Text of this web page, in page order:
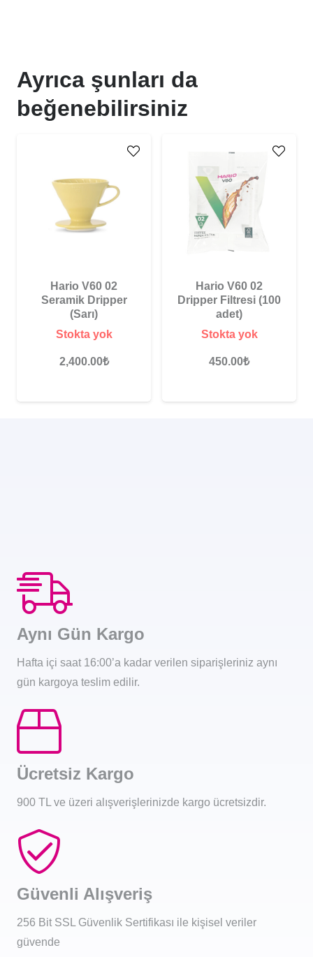
Ayrıca şunları da
beğenebilirsiniz
Hario V60 02
Seramik Dripper
(Sarı)
Stokta yok
2,400.00₺
Hario V60 02
Dripper Filtresi (100
adet)
Stokta yok
450.00₺
Aynı Gün Kargo
Hafta içi saat 16:00’a kadar verilen siparişleriniz aynı
gün kargoya teslim edilir.
Ücretsiz Kargo
900 TL ve üzeri alışverişlerinizde kargo ücretsizdir.
Güvenli Alışveriş
256 Bit SSL Güvenlik Sertifikası ile kişisel veriler
güvende